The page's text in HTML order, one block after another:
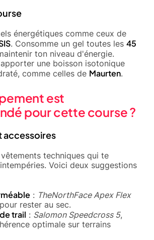
énergétiques comme ceux de
. Consomme un gel toutes les 45
ton niveau d'énergie.
une boisson isotonique
comme celles de Maurten.
est
pour cette course ?
accessoires
techniques qui te
Voici deux suggestions
: TheNorthFace Apex Flex
rester au sec.
trail : Salomon Speedcross 5,
optimale sur terrains